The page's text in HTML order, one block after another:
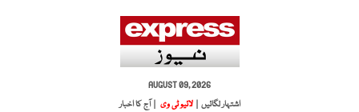
AUGUST 09, 2026
اشتہار لگائیں |
لائیو ٹی وی | آج کا اخبار